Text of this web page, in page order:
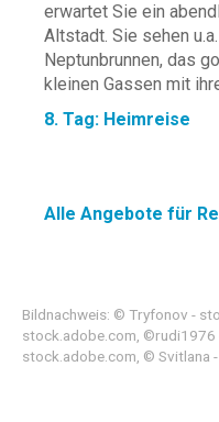
erwartet Sie ein
Altstadt. Sie sehen
Neptunbrunnen, das
kleinen Gassen mit
8. Tag: Heimreise
Alle Angebote für
Bildnachweis: © Tryfonov -
stock.adobe.com,
stock.adobe.com, © Svitlana